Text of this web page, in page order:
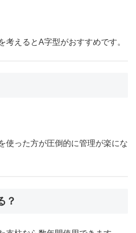
考えるとA字型がおすすめです。
使った方が圧倒的に管理が楽にな
？